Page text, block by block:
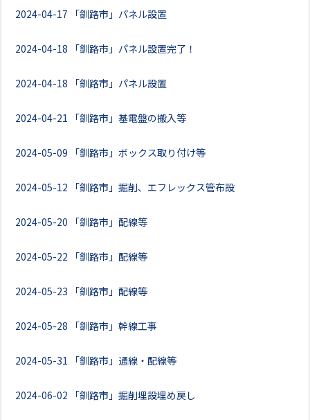
2024-04-17 「釧路市」パネル設置
2024-04-18 「釧路市」パネル設置完了！
2024-04-18 「釧路市」パネル設置
2024-04-21 「釧路市」基電盤の搬入等
2024-05-09 「釧路市」ボックス取り付け等
2024-05-12 「釧路市」掘削、エフレックス管布設
2024-05-20 「釧路市」配線等
2024-05-22 「釧路市」配線等
2024-05-23 「釧路市」配線等
2024-05-28 「釧路市」幹線工事
2024-05-31 「釧路市」通線・配線等
2024-06-02 「釧路市」掘削埋設埋め戻し